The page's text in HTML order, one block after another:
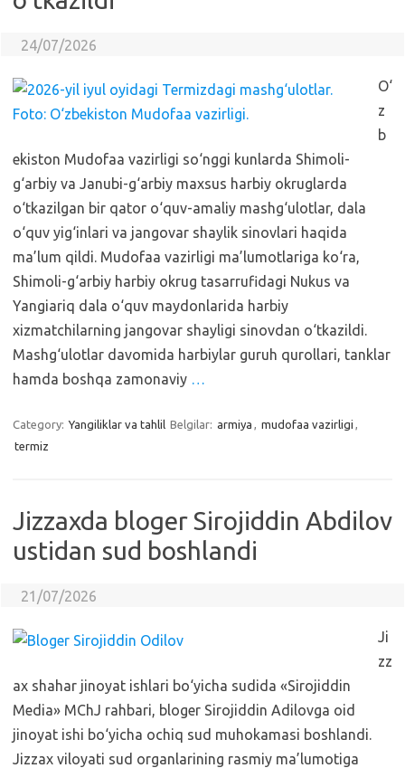
24/07/2026
O‘
z
b
ekiston Mudofaa vazirligi so‘nggi kunlarda Shimoli-
g‘arbiy va Janubi-g‘arbiy maxsus harbiy okruglarda
o‘tkazilgan bir qator o‘quv-amaliy mashg‘ulotlar, dala
o‘quv yig‘inlari va jangovar shaylik sinovlari haqida
ma’lum qildi. Mudofaa vazirligi ma’lumotlariga ko‘ra,
Shimoli-g‘arbiy harbiy okrug tasarrufidagi Nukus va
Yangiariq dala o‘quv maydonlarida harbiy
xizmatchilarning jangovar shayligi sinovdan o‘tkazildi.
Mashg‘ulotlar davomida harbiylar guruh qurollari, tanklar
hamda boshqa zamonaviy …
Category: Yangiliklar va tahlil Belgilar: armiya , mudofaa vazirligi ,
termiz
Jizzaxda bloger Sirojiddin Abdilov
ustidan sud boshlandi
21/07/2026
Ji
zz
ax shahar jinoyat ishlari bo‘yicha sudida «Sirojiddin
Media» MChJ rahbari, bloger Sirojiddin Adilovga oid
jinoyat ishi bo‘yicha ochiq sud muhokamasi boshlandi.
Jizzax viloyati sud organlarining rasmiy ma’lumotiga